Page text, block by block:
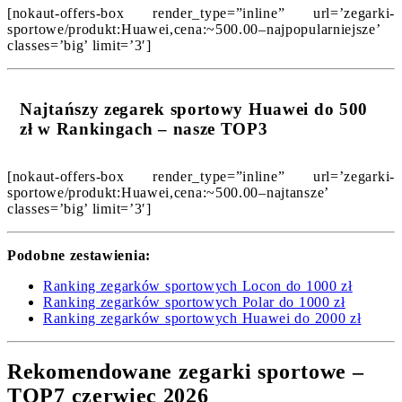
[nokaut-offers-box render_type=”inline” url=’zegarki-
sportowe/produkt:Huawei,cena:~500.00–najpopularniejsze’
classes=’big’ limit=’3′]
Najtańszy zegarek sportowy Huawei do 500
zł w Rankingach – nasze TOP3
[nokaut-offers-box render_type=”inline” url=’zegarki-
sportowe/produkt:Huawei,cena:~500.00–najtansze’
classes=’big’ limit=’3′]
Podobne zestawienia:
Ranking zegarków sportowych Locon do 1000 zł
Ranking zegarków sportowych Polar do 1000 zł
Ranking zegarków sportowych Huawei do 2000 zł
Rekomendowane zegarki sportowe –
TOP7 czerwiec 2026